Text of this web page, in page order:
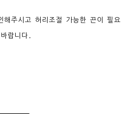
주시고 허리조절 가능한 끈이 필요
랍니다.